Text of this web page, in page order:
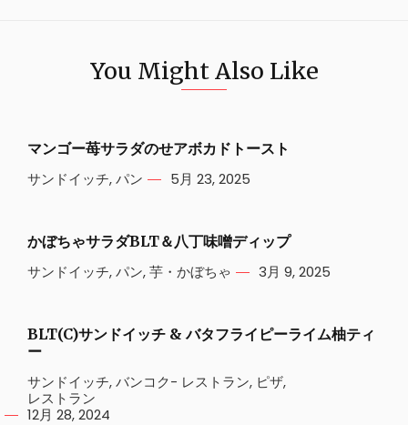
You Might Also Like
マンゴー苺サラダのせアボカドトースト
サンドイッチ,パン 5月 23, 2025
かぼちゃサラダBLT＆八丁味噌ディップ
サンドイッチ,パン,芋・かぼちゃ 3月 9, 2025
BLT(C)サンドイッチ & バタフライピーライム柚ティ
ー
サンドイッチ,バンコク- レストラン, ピザ,
レストラン
12月 28, 2024